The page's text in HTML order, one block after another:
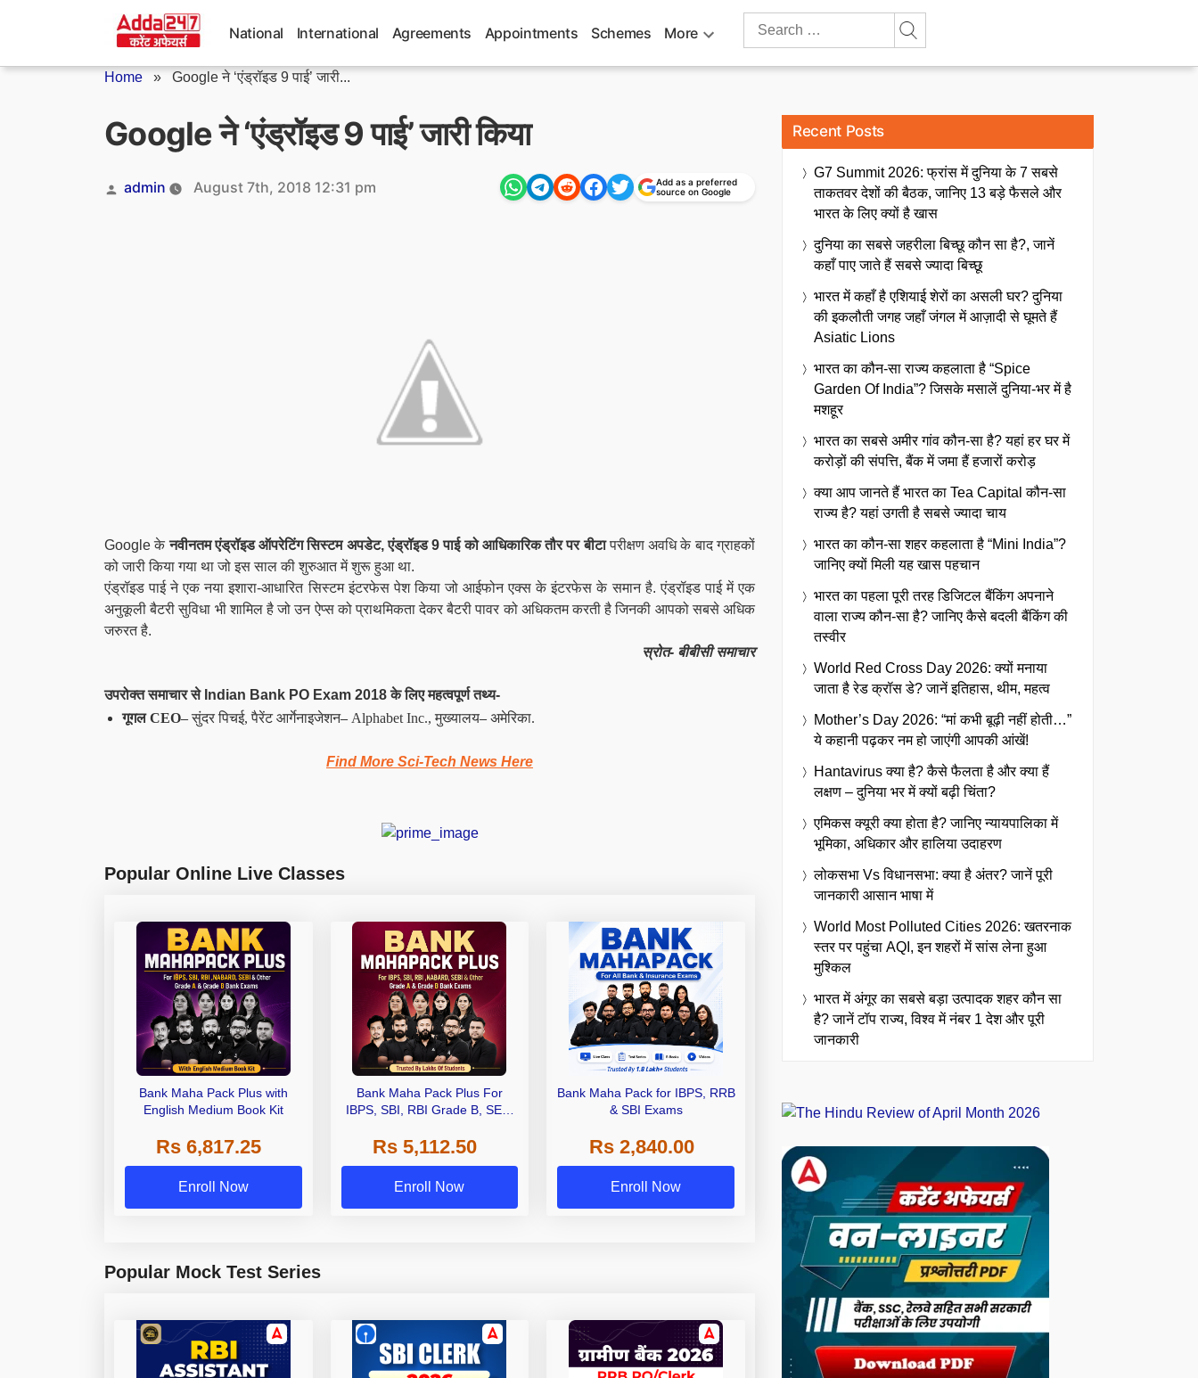
National International Agreements Appointments Schemes More
Search
Home » Google ने ‘एंड्रॉइड 9 पाई’ जारी...
Google ने ‘एंड्रॉइड 9 पाई’ जारी किया
Posted
admin August 7th, 2018 12:31 pm
Add as a preferred
source on Google
Google केनवीनतम एंड्रॉइड ऑपरेटिंग सिस्टम अपडेट, एंड्रॉइड 9 पाई को आधिकारिक तौर पर बीटापरीक्षण अवधि के बाद ग्राहकों
को जारी किया गया था जो इस साल की शुरुआत में शुरू हुआ था.
एंड्रॉइड पाई ने एक नया इशारा-आधारित सिस्टम इंटरफेस पेश किया जो आईफोन एक्स के इंटरफेस के समान है. एंड्रॉइड पाई में एक
अनुकूली बैटरी सुविधा भी शामिल है जो उन ऐप्स को प्राथमिकता देकर बैटरी पावर को अधिकतम करती है जिनकी आपको सबसे अधिक
जरुरत है.
स्रोत- बीबीसी समाचार
उपरोक्त समाचार से Indian Bank PO Exam 2018 के लिए महत्वपूर्ण तथ्य-
गूगल CEO–सुंदर पिचई, पैरेंट आर्गेनाइजेशन– Alphabet Inc., मुख्यालय– अमेरिका.
Find More Sci-Tech News Here
Popular Online Live Classes
Bank Maha Pack Plus with
English Medium Book Kit
Rs 6,817.25
Enroll Now
Bank Maha Pack Plus For
IBPS, SBI, RBI Grade B, SEBI
Other Grade A & Grade B Bank
Exams
Rs 5,112.50
Enroll Now
Bank Maha Pack for IBPS, RRB
& SBI Exams
Rs 2,840.00
Enroll Now
Popular Mock Test Series
Recent Posts
G7 Summit 2026: फ्रांस में दुनिया के 7 सबसे
ताकतवर देशों की बैठक, जानिए 13 बड़े फैसले और
भारत के लिए क्यों है खास
दुनिया का सबसे जहरीला बिच्छू कौन सा है?, जानें
कहाँ पाए जाते हैं सबसे ज्यादा बिच्छू
भारत में कहाँ है एशियाई शेरों का असली घर? दुनिया
की इकलौती जगह जहाँ जंगल में आज़ादी से घूमते हैं
Asiatic Lions
भारत का कौन-सा राज्य कहलाता है “Spice
Garden Of India”? जिसके मसालें दुनिया-भर में है
मशहूर
भारत का सबसे अमीर गांव कौन-सा है? यहां हर घर में
करोड़ों की संपत्ति, बैंक में जमा हैं हजारों करोड़
क्या आप जानते हैं भारत का Tea Capital कौन-सा
राज्य है? यहां उगती है सबसे ज्यादा चाय
भारत का कौन-सा शहर कहलाता है “Mini India”?
जानिए क्यों मिली यह खास पहचान
भारत का पहला पूरी तरह डिजिटल बैंकिंग अपनाने
वाला राज्य कौन-सा है? जानिए कैसे बदली बैंकिंग की
तस्वीर
World Red Cross Day 2026: क्यों मनाया
जाता है रेड क्रॉस डे? जानें इतिहास, थीम, महत्व
Mother’s Day 2026: “मां कभी बूढ़ी नहीं होती…”
ये कहानी पढ़कर नम हो जाएंगी आपकी आंखें!
Hantavirus क्या है? कैसे फैलता है और क्या हैं
लक्षण – दुनिया भर में क्यों बढ़ी चिंता?
एमिकस क्यूरी क्या होता है? जानिए न्यायपालिका में
भूमिका, अधिकार और हालिया उदाहरण
लोकसभा Vs विधानसभा: क्या है अंतर? जानें पूरी
जानकारी आसान भाषा में
World Most Polluted Cities 2026: खतरनाक
स्तर पर पहुंचा AQI, इन शहरों में सांस लेना हुआ
मुश्किल
भारत में अंगूर का सबसे बड़ा उत्पादक शहर कौन सा
है? जानें टॉप राज्य, विश्व में नंबर 1 देश और पूरी
जानकारी